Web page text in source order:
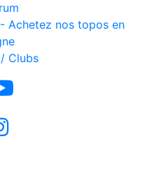
Achetez nos topos en
Clubs